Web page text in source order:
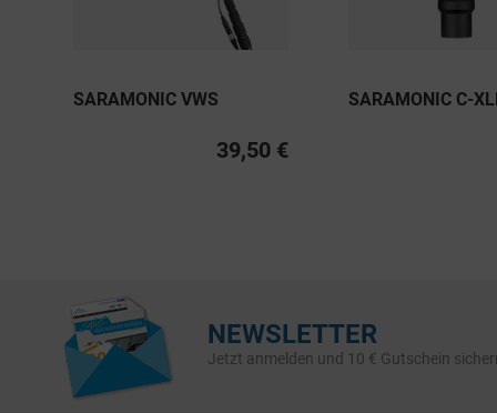
SARAMONIC VWS
39,50 €
SARAMONIC C-
NEWSLETTER
Jetzt anmelden und 10 € Gutschein